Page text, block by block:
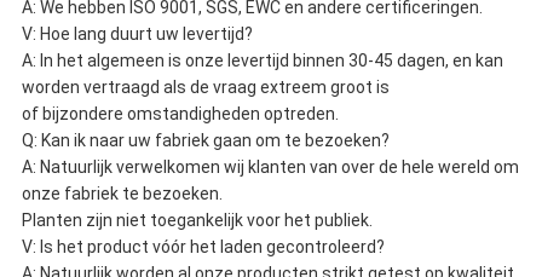
A: We hebben ISO 9001, SGS, EWC en andere certificeringen.
V: Hoe lang duurt uw levertijd?
A: In het algemeen is onze levertijd binnen 30-45 dagen, en kan
worden vertraagd als de vraag extreem groot is
of bijzondere omstandigheden optreden.
Q: Kan ik naar uw fabriek gaan om te bezoeken?
A: Natuurlijk verwelkomen wij klanten van over de hele wereld om
onze fabriek te bezoeken.
Planten zijn niet toegankelijk voor het publiek.
V: Is het product vóór het laden gecontroleerd?